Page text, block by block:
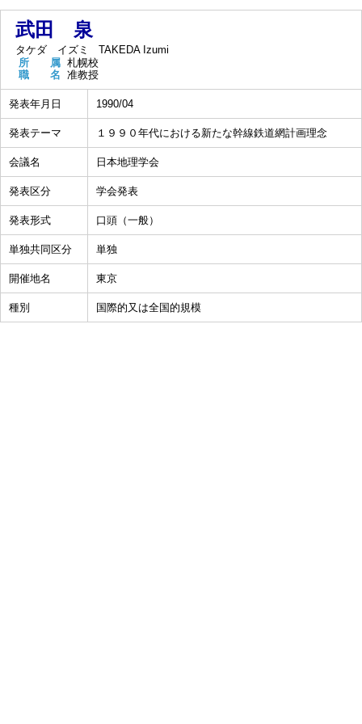
武田 泉
タケダ イズミ
TAKEDA Izumi
所 属 札幌校
職 名 准教授
発表年月日 1990/04
発表テーマ １９９０年代における新たな幹線鉄道網計画理念
会議名 日本地理学会
発表区分 学会発表
発表形式 口頭（一般）
単独共同区分 単独
開催地名 東京
種別 国際的又は全国的規模